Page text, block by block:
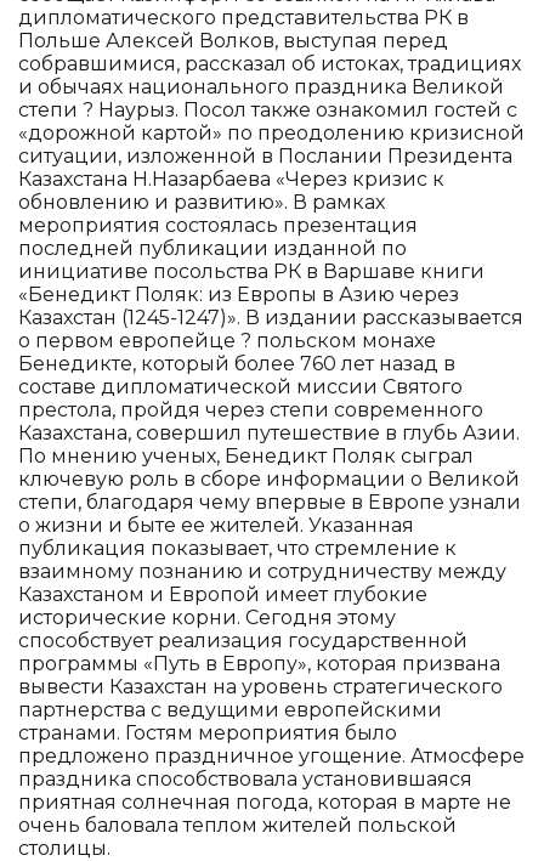
дипломатического представительства РК в
Польше Алексей Волков, выступая перед
собравшимися, рассказал об истоках, традициях
и обычаях национального праздника Великой
степи ? Наурыз. Посол также ознакомил гостей с
«дорожной картой» по преодолению кризисной
ситуации, изложенной в Послании Президента
Казахстана Н.Назарбаева «Через кризис к
обновлению и развитию». В рамках
мероприятия состоялась презентация
последней публикации изданной по
инициативе посольства РК в Варшаве книги
«Бенедикт Поляк: из Европы в Азию через
Казахстан (1245-1247)». В издании рассказывается
о первом европейце ? польском монахе
Бенедикте, который более 760 лет назад в
составе дипломатической миссии Святого
престола, пройдя через степи современного
Казахстана, совершил путешествие в глубь Азии.
По мнению ученых, Бенедикт Поляк сыграл
ключевую роль в сборе информации о Великой
степи, благодаря чему впервые в Европе узнали
о жизни и быте ее жителей. Указанная
публикация показывает, что стремление к
взаимному познанию и сотрудничеству между
Казахстаном и Европой имеет глубокие
исторические корни. Сегодня этому
способствует реализация государственной
программы «Путь в Европу», которая призвана
вывести Казахстан на уровень стратегического
партнерства с ведущими европейскими
странами. Гостям мероприятия было
предложено праздничное угощение. Атмосфере
праздника способствовала установившаяся
приятная солнечная погода, которая в марте не
очень баловала теплом жителей польской
столицы.